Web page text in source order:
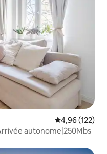
Évaluation
4,96 (122)
autonome|250Mbs